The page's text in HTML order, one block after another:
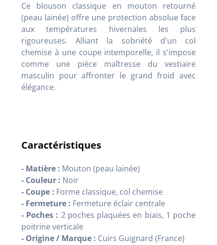
Ce blouson classique en mouton retourné
(peau lainée) offre une protection absolue face
aux températures hivernales les plus
rigoureuses. Alliant la sobriété d'un col
chemise à une coupe intemporelle, il s'impose
comme une pièce maîtresse du vestiaire
masculin pour affronter le grand froid avec
élégance.
Caractéristiques
- Matière : Mouton (peau lainée)
- Couleur : Noir
- Coupe : Forme classique, col chemise
- Fermeture : Fermeture éclair centrale
- Poches : 2 poches plaquées en biais, 1 poche
poitrine verticale
- Origine / Marque : Cuirs Guignard (France)